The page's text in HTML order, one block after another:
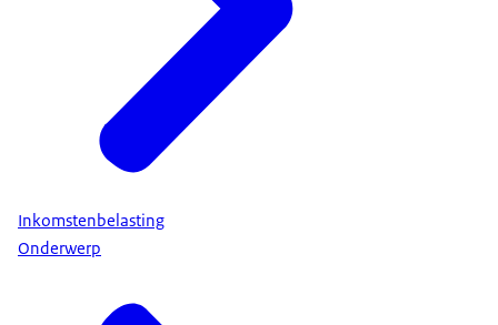
Inkomstenbelasting
Onderwerp